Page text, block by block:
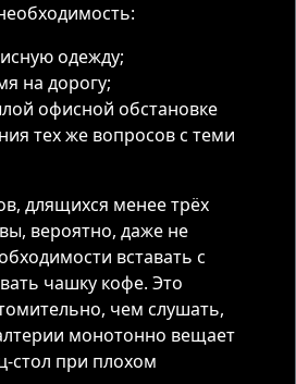
одежду;
на дорогу;
офисной обстановке
тех же вопросов с теми
длящихся менее трёх
вероятно, даже не
вставать с
чашку кофе. Это
чем слушать,
монотонно вещает
стол при плохом